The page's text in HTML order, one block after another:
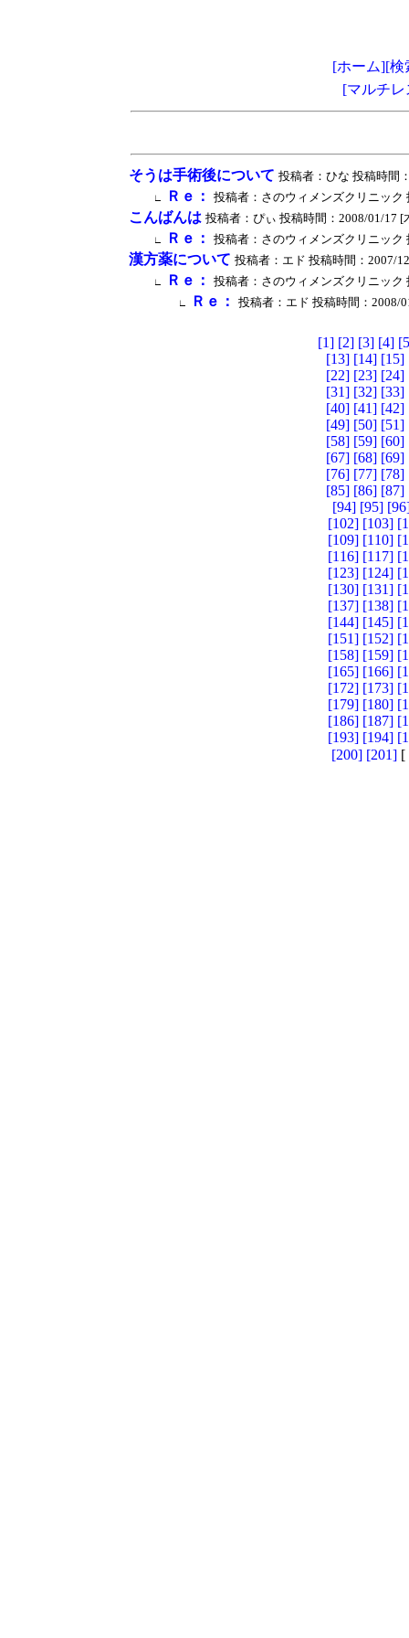
[ホーム][検
[マルチ
そうは手術後について 投稿者：ひな 投稿時間
∟ Ｒｅ： 投稿者：さのウィメンズクリニック
こんばんは 投稿者：ぴぃ 投稿時間：2008/01/17 [
∟ Ｒｅ： 投稿者：さのウィメンズクリニック
漢方薬について 投稿者：エド 投稿時間：2007/
∟ Ｒｅ： 投稿者：さのウィメンズクリニック
∟ Ｒｅ： 投稿者：エド 投稿時間：2008/
[1] [2] [3] [4]
[13] [14] [15]
[22] [23] [24]
[31] [32] [33]
[40] [41] [42]
[49] [50] [51]
[58] [59] [60]
[67] [68] [69]
[76] [77] [78]
[85] [86] [87]
[94] [95]
[102] [103]
[109] [110]
[116] [117]
[123] [124]
[130] [131]
[137] [138]
[144] [145]
[151] [152]
[158] [159]
[165] [166]
[172] [173]
[179] [180]
[186] [187]
[193] [194]
[200] [201] [